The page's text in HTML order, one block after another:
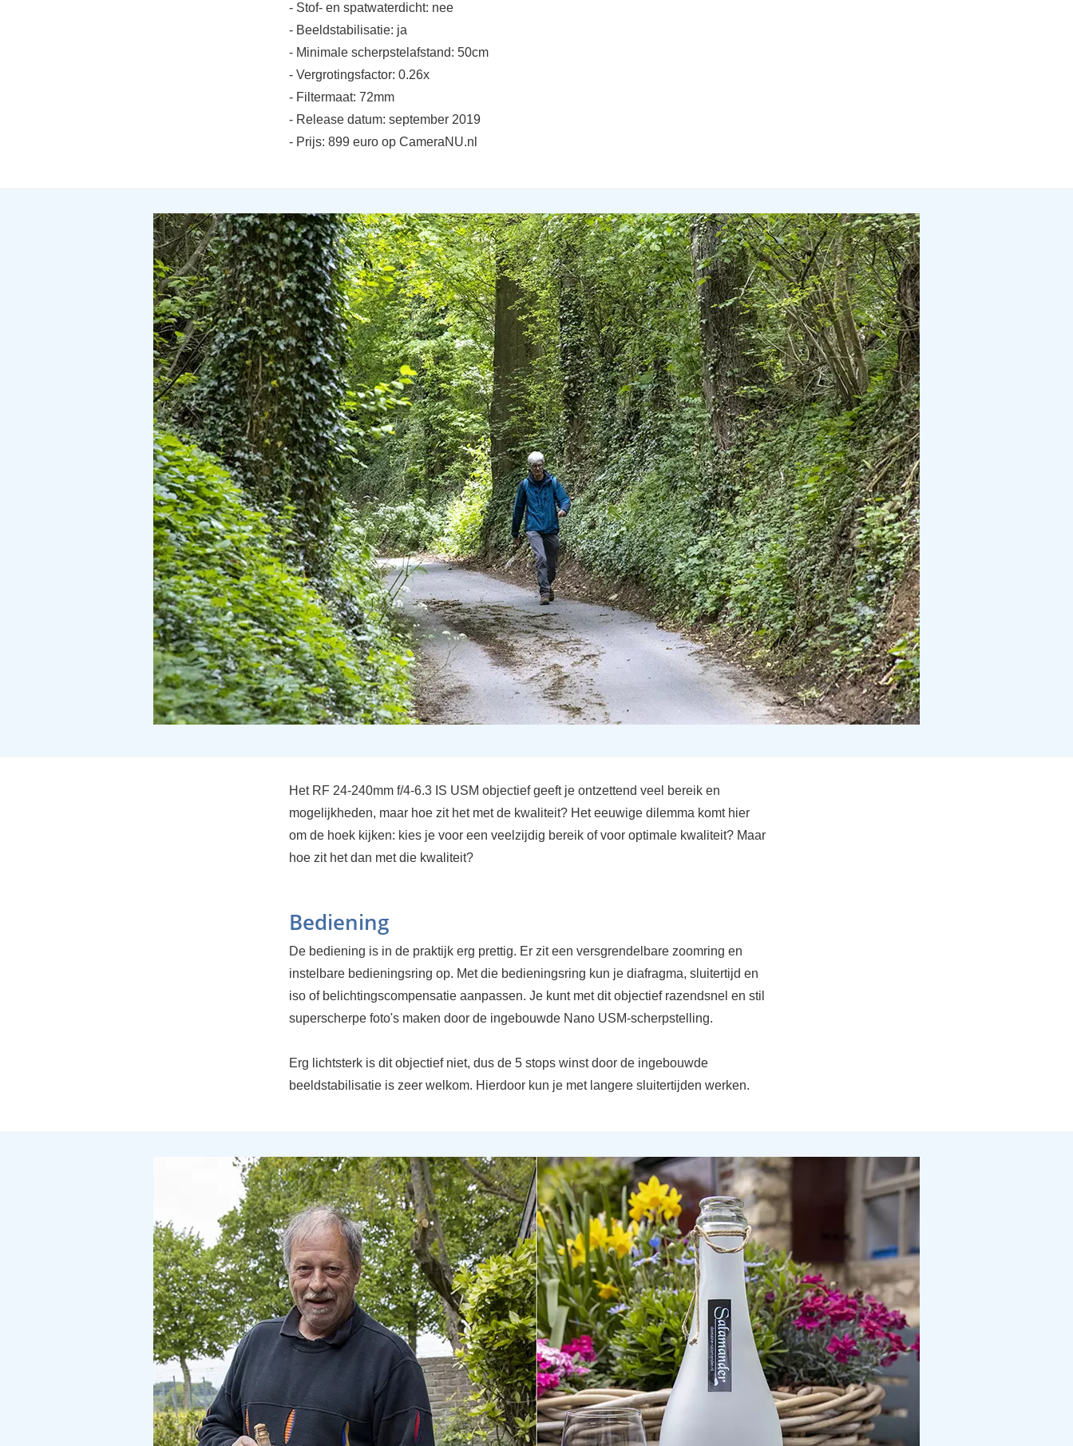
- Stof- en spatwaterdicht: nee
- Beeldstabilisatie: ja
- Minimale scherpstelafstand: 50cm
- Vergrotingsfactor: 0.26x
- Filtermaat: 72mm
- Release datum: september 2019
- Prijs: 899 euro op CameraNU.nl
Het RF 24-240mm f/4-6.3 IS USM objectief geeft je ontzettend veel bereik en
mogelijkheden, maar hoe zit het met de kwaliteit? Het eeuwige dilemma komt hier
om de hoek kijken: kies je voor een veelzijdig bereik of voor optimale kwaliteit? Maar
hoe zit het dan met die kwaliteit?
Bediening
De bediening is in de praktijk erg prettig. Er zit een versgrendelbare zoomring en
instelbare bedieningsring op. Met die bedieningsring kun je diafragma, sluitertijd en
iso of belichtingscompensatie aanpassen. Je kunt met dit objectief razendsnel en stil
superscherpe foto's maken door de ingebouwde Nano USM-scherpstelling.
Erg lichtsterk is dit objectief niet, dus de 5 stops winst door de ingebouwde
beeldstabilisatie is zeer welkom. Hierdoor kun je met langere sluitertijden werken.